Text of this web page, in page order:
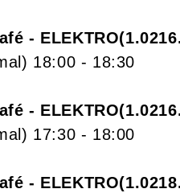
- ELEKTRO
18:00 - 18:30
- ELEKTRO
17:30 - 18:00
- ELEKTRO